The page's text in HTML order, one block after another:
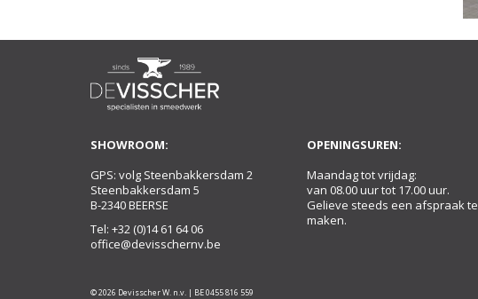
SHOWROOM:
GPS: volg Steenbakkersdam 2
Steenbakkersdam 5
B-2340 BEERSE
Tel: +32 (0)14 61 64 06
office@devisschernv.be
© 2026 Devisscher W. n.v. | BE 0455 816 559
OPENINGSUREN:
Maandag tot vrijdag:
van 08.00 uur tot 17.00 uur.
Gelieve steeds een afspraak te
maken.